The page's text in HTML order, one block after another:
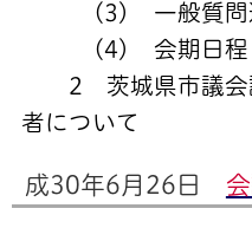
(3) 一般質問通
(4) 会期日程（
2 茨城県市議会議
者について
成30年6月26日